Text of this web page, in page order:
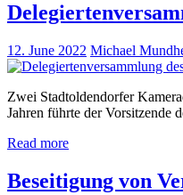
12. June 2022 Michael
Zwei Stadtoldendorfer
Jahren führte der Vorsitzende
Read more
Beseitigung von